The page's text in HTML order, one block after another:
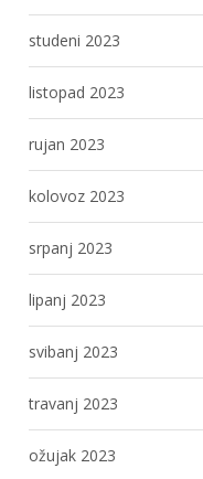
studeni 2023
listopad 2023
rujan 2023
kolovoz 2023
srpanj 2023
lipanj 2023
svibanj 2023
travanj 2023
ožujak 2023